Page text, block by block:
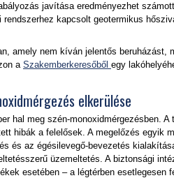
javítása eredményezhet
kapcsolt geotermikus
amely nem kíván jelentős beruházást,
a Szakemberkeresőből egy
elkerülése
hal meg szén-monoxidmérgezésben.
hibák a felelősek. A megelőzés egyik
és az égésilevegő-bevezetés
üzemeltetés. A biztonsági
esetében – a légtérben esetlegesen